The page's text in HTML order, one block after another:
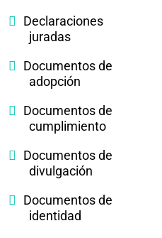
Declaraciones
juradas
Documentos de
adopción
Documentos de
cumplimiento
Documentos de
divulgación
Documentos de
identidad